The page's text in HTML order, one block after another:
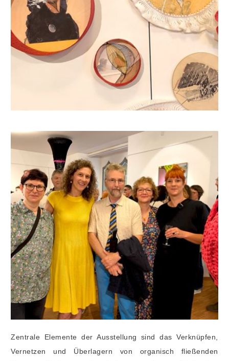
Zentrale Elemente der Ausstellung sind das Verknüpfen,
Vernetzen und Überlagern von organisch fließenden